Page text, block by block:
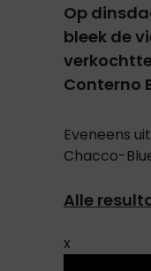
Op
bleek de
Conterno
Eveneens
Chacco-
Alle
x